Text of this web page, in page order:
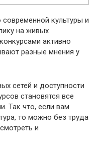
культуры и
на живых
активно
разные мнения у
сетей и доступности
становятся все
Так что, если вам
то можно без труда
и